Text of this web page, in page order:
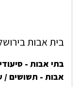
בית אבות
בתי אבות -
אבות - תשושים /